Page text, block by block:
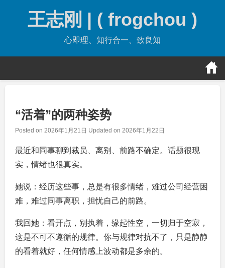
王志刚 | ( frogchou )
心即理、知行合一、致良知
“活着”的两种姿势
Posted on 2026年1月21日 Updated on 2026年1月22日
最近和同事聊到裁员、离别、前路不确定。话题很现
实，情绪也很真实。
她说：经历这些事，总是有很多情绪，难过公司经营困
难，难过同事离职，担忧自己的前路。
我回她：看开点，别执着，缘起性空，一切归于空寂，
这是不可不遵循的规律。你与规律对抗不了，只是静静
的看着就好，任何情感上波动都是多余的。